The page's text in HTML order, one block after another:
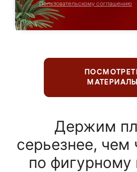
Пользовательскому соглашению
МАТЕРИАЛЫ
Держим
серьезнее,
по фигурному